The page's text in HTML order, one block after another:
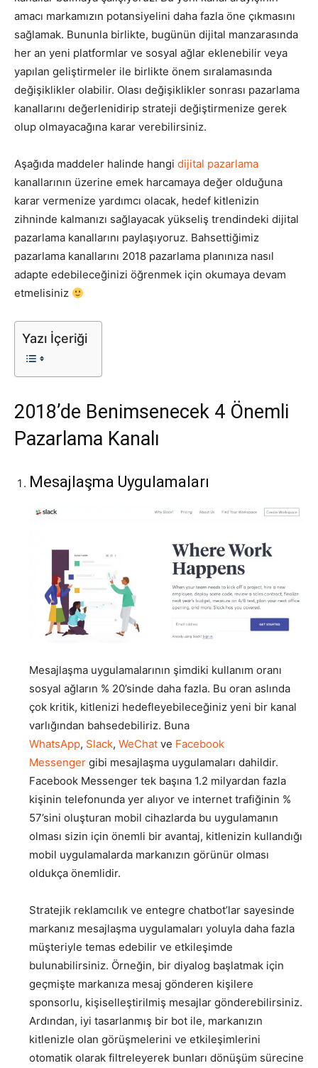
ASO,
Tasarım,
amacı markamızın potansiyelini daha fazla öne çıkmasını
sağlamak. Bununla birlikte, bugünün dijital manzarasında
her an yeni platformlar ve sosyal ağlar eklenebilir veya
yapılan geliştirmeler ile birlikte önem sıralamasında
değişiklikler olabilir. Olası değişiklikler sonrası pazarlama
kanallarını değerlenidirip strateji değiştirmenize gerek
olup olmayacağına karar verebilirsiniz.
Aşağıda maddeler halinde hangi dijital pazarlama
kanallarının üzerine emek harcamaya değer olduğuna
karar vermenize yardımcı olacak, hedef kitlenizin
zihninde kalmanızı sağlayacak yükseliş trendindeki dijital
pazarlama kanallarını paylaşıyoruz. Bahsettiğimiz
pazarlama kanallarını 2018 pazarlama planınıza nasıl
adapte edebileceğinizi öğrenmek için okumaya devam
etmelisiniz
Yazı İçeriği
2018’de Benimsenecek 4 Önemli
Pazarlama Kanalı
Mesajlaşma Uygulamaları
Mesajlaşma uygulamalarının şimdiki kullanım oranı
sosyal ağların % 20’sinde daha fazla. Bu oran aslında
çok kritik, kitlenizi hedefleyebileceğiniz yeni bir kanal
varlığından bahsedebiliriz. Buna
WhatsApp, Slack, WeChat ve Facebook
Messenger gibi mesajlaşma uygulamaları dahildir.
Facebook Messenger tek başına 1.2 milyardan fazla
kişinin telefonunda yer alıyor ve internet trafiğinin %
57’sini oluşturan mobil cihazlarda bu uygulamanın
olması sizin için önemli bir avantaj, kitlenizin kullandığı
mobil uygulamalarda markanızın görünür olması
oldukça önemlidir.
Stratejik reklamcılık ve entegre chatbot’lar sayesinde
markanız mesajlaşma uygulamaları yoluyla daha fazla
müşteriyle temas edebilir ve etkileşimde
bulunabilirsiniz. Örneğin, bir diyalog başlatmak için
geçmişte markanıza mesaj gönderen kişilere
sponsorlu, kişiselleştirilmiş mesajlar gönderebilirsiniz.
Ardından, iyi tasarlanmış bir bot ile, markanızın
kitlenizle olan görüşmelerini ve etkileşimlerini
otomatik olarak filtreleyerek bunları dönüşüm sürecine